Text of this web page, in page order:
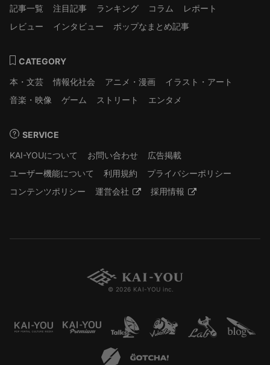
記事一覧
注目記事 ランキング コラム
レポート
レビュー
インタビュー ポップなまとめ記事
CATEGORY
本・文芸
情報化社会 アニメ・漫画
イラスト・アート
音楽・映像
ゲーム ストリート エンタメ
SERVICE
KAI-YOUについて
お問い合わせ
広告掲載
ユーザー機能について
利用規約
プライバシーポリシー
コンテンツポリシー
運営会社 採用情報
© 2026 KAI-YOU inc.